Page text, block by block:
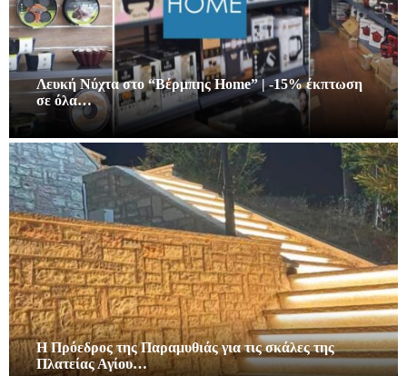
Λευκή Νύχτα στο “Βέρμπης Home” | -15% έκπτωση
σε όλα…
Η Πρόεδρος της Παραμυθιάς για τις σκάλες της
Πλατείας Αγίου…